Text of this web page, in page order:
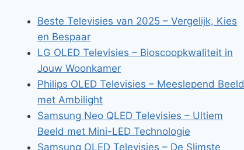
Beste Televisies van 2025 – Vergelijk, Kies
en Bespaar
LG OLED Televisies – Bioscoopkwaliteit in
Jouw Woonkamer
Philips OLED Televisies – Meeslepend Beeld
met Ambilight
Samsung Neo QLED Televisies – Ultiem
Beeld met Mini-LED Technologie
Samsung OLED Televisies – De Slimste